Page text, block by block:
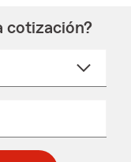
cotización?